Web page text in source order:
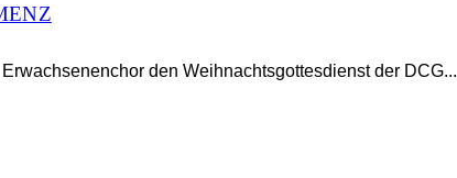
den Weihnachtsgottesdienst der DCG...